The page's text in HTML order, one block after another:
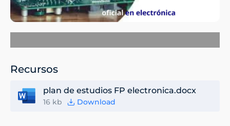
Recursos
plan de estudios FP electronica.docx
16 kb Download